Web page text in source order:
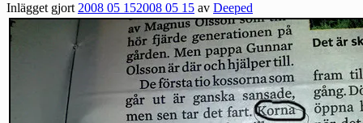
Inlägget gjort2008 05 152008 05 15 av Deeped